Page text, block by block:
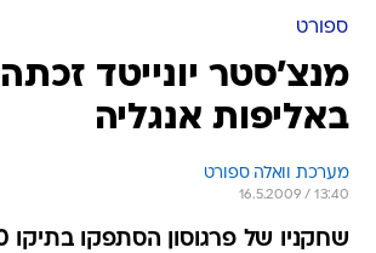
ספורט
מנצ'סטר יונייטד זכתה
באליפות אנגליה
מערכת וואלה ספורט
16.5.2009 / 13:40